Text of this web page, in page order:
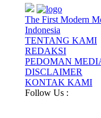
The First Modern
Indonesia
TENTANG KAMI
REDAKSI
PEDOMAN
DISCLAIMER
KONTAK KAMI
Follow Us :